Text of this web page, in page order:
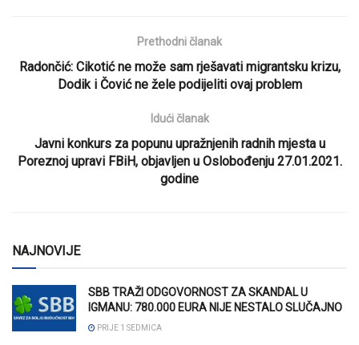
Prethodni članak
Radončić: Cikotić ne može sam rješavati migrantsku krizu,
Dodik i Čović ne žele podijeliti ovaj problem
Idući članak
Javni konkurs za popunu upražnjenih radnih mjesta u
Poreznoj upravi FBiH, objavljen u Oslobođenju 27.01.2021.
godine
NAJNOVIJE
SBB TRAŽI ODGOVORNOST ZA SKANDAL U
IGMANU: 780.000 EURA NIJE NESTALO SLUČAJNO
PRIJE 1 SEDMICA